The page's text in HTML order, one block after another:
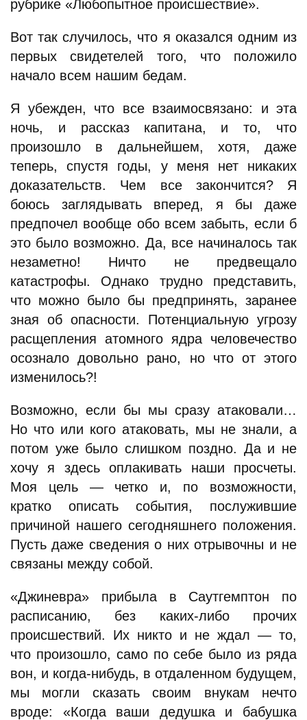
рубрике «Любопытное происшествие».
Вот так случилось, что я оказался одним из
первых свидетелей того, что положило
начало всем нашим бедам.
Я убежден, что все взаимосвязано: и эта
ночь, и рассказ капитана, и то, что
произошло в дальнейшем, хотя, даже
теперь, спустя годы, у меня нет никаких
доказательств. Чем все закончится? Я
боюсь заглядывать вперед, я бы даже
предпочел вообще обо всем забыть, если б
это было возможно. Да, все начиналось так
незаметно! Ничто не предвещало
катастрофы. Однако трудно представить,
что можно было бы предпринять, заранее
зная об опасности. Потенциальную угрозу
расщепления атомного ядра человечество
осознало довольно рано, но что от этого
изменилось?!
Возможно, если бы мы сразу атаковали…
Но что или кого атаковать, мы не знали, а
потом уже было слишком поздно. Да и не
хочу я здесь оплакивать наши просчеты.
Моя цель — четко и, по возможности,
кратко описать события, послужившие
причиной нашего сегодняшнего положения.
Пусть даже сведения о них отрывочны и не
связаны между собой.
«Джиневра» прибыла в Саутгемптон по
расписанию, без каких-либо прочих
происшествий. Их никто и не ждал — то,
что произошло, само по себе было из ряда
вон, и когда-нибудь, в отдаленном будущем,
мы могли сказать своим внукам нечто
вроде: «Когда ваши дедушка и бабушка